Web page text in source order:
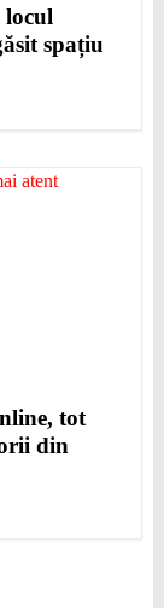
locul
spațiu
tot
din